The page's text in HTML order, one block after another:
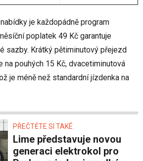
je každopádně program
poplatek 49 Kč garantuje
sazby. Krátký pětiminutový přejezd
pouhých 15 Kč, dvacetiminutová
je méně než standardní jízdenka na
PŘEČTĚTE SI TAKÉ
Lime představuje novou
generaci elektrokol pro